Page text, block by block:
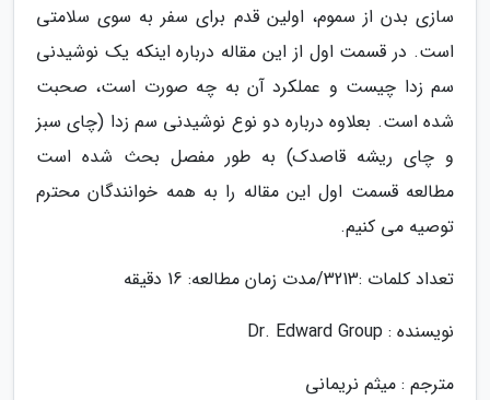
سازی بدن از سموم، اولین قدم برای سفر به سوی سلامتی
است. در قسمت اول از این مقاله درباره اینکه یک نوشیدنی
سم زدا چیست و عملکرد آن به چه صورت است، صحبت
شده است. بعلاوه درباره دو نوع نوشیدنی سم زدا (چای سبز
و چای ریشه قاصدک) به طور مفصل بحث شده است
مطالعه قسمت اول این مقاله را به همه خوانندگان محترم
توصیه می کنیم.
تعداد کلمات :3213/مدت زمان مطالعه: 16 دقیقه
نویسنده : Dr. Edward Group
مترجم : میثم نریمانی